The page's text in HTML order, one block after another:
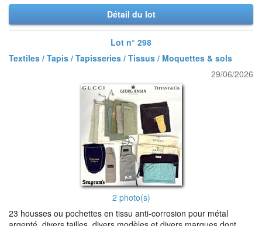
Détail du lot
Lot n° 298
Textiles / Tapis / Tapisseries / Tissus / Moquettes & sols
29/06/2026
2 photo(s)
23 housses ou pochettes en tissu anti-corrosion pour métal